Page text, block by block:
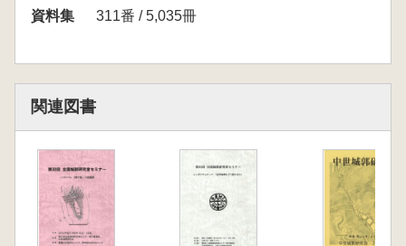
資料集
311番 / 5,035冊
関連図書